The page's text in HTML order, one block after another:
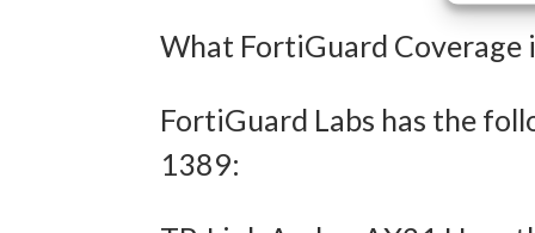
What FortiGuard Coverage
FortiGuard Labs has the
1389: